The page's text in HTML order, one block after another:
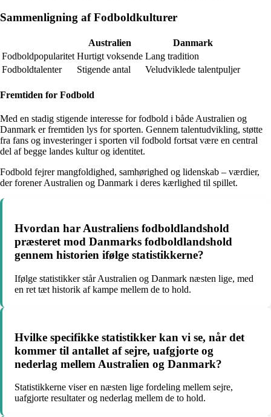
Sammenligning af Fodboldkulturer
Australien
Danmark
Fodboldpopularitet Hurtigt voksende Lang tradition
Fodboldtalenter
Stigende antal Veludviklede talentpuljer
Fremtiden for Fodbold
Med en stadig stigende interesse for fodbold i både Australien og
Danmark er fremtiden lys for sporten. Gennem talentudvikling, støtte
fra fans og investeringer i sporten vil fodbold fortsat være en central
del af begge landes kultur og identitet.
Fodbold fejrer mangfoldighed, samhørighed og lidenskab – værdier,
der forener Australien og Danmark i deres kærlighed til spillet.
Hvordan har Australiens fodboldlandshold
præsteret mod Danmarks fodboldlandshold
gennem historien ifølge statistikkerne?
Ifølge statistikker står Australien og Danmark næsten lige, med
en ret tæt historik af kampe mellem de to hold.
Hvilke specifikke statistikker kan vi se, når det
kommer til antallet af sejre, uafgjorte og
nederlag mellem Australien og Danmark?
Statistikkerne viser en næsten lige fordeling mellem sejre,
uafgjorte resultater og nederlag mellem de to hold.